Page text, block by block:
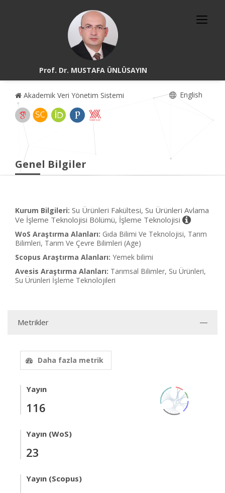
Prof. Dr. MUSTAFA ÜNLÜSAYIN
Akademik Veri Yönetim Sistemi English
Genel Bilgiler
Kurum Bilgileri: Su Ürünleri Fakültesi, Su Ürünleri Avlama
Ve İşleme Teknolojisi Bölümü, İşleme Teknolojisi
WoS Araştırma Alanları: Gıda Bilimi Ve Teknolojisi, Tarım
Bilimleri, Tarım Ve Çevre Bilimleri (Age)
Scopus Araştırma Alanları: Yemek bilimi
Avesis Araştırma Alanları: Tarımsal Bilimler, Su Ürünleri,
Su Ürünleri İşleme Teknolojileri
Metrikler
Daha fazla metrik
Yayın
116
Yayın (WoS)
23
Yayın (Scopus)